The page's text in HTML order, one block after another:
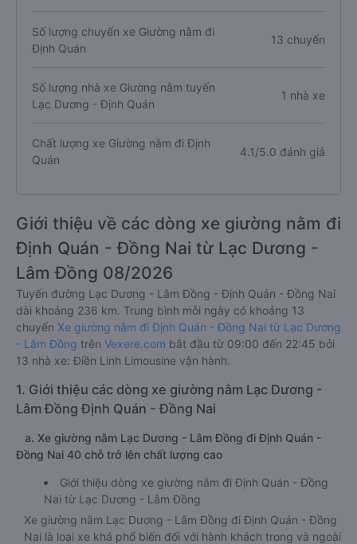
Số lượng chuyến xe Giường nằm đi
Định Quán
13 chuyến
Số lượng nhà xe Giường nằm tuyến
Lạc Dương - Định Quán
1 nhà xe
Chất lượng xe Giường nằm đi Định
Quán
4.1/5.0 đánh giá
Giới thiệu về các dòng xe giường nằm đi
Định Quán - Đồng Nai từ Lạc Dương -
Lâm Đồng 08/2026
Tuyến đường Lạc Dương - Lâm Đồng - Định Quán - Đồng Nai
dài khoảng 236 km. Trung bình mỗi ngày có khoảng 13
chuyến Xe giường nằm đi Định Quán - Đồng Nai từ Lạc Dương
- Lâm Đồng trên Vexere.com bắt đầu từ 09:00 đến 22:45 bởi
13 nhà xe: Điền Linh Limousine vận hành.
1. Giới thiệu các dòng xe giường nằm Lạc Dương -
Lâm Đồng Định Quán - Đồng Nai
a. Xe giường nằm Lạc Dương - Lâm Đồng đi Định Quán -
Đồng Nai 40 chỗ trở lên chất lượng cao
Giới thiệu dòng xe giường nằm đi Định Quán - Đồng
Nai từ Lạc Dương - Lâm Đồng
Xe giường nằm Lạc Dương - Lâm Đồng đi Định Quán - Đồng
Nai là loại xe khá phổ biến đối với hành khách trong và ngoài